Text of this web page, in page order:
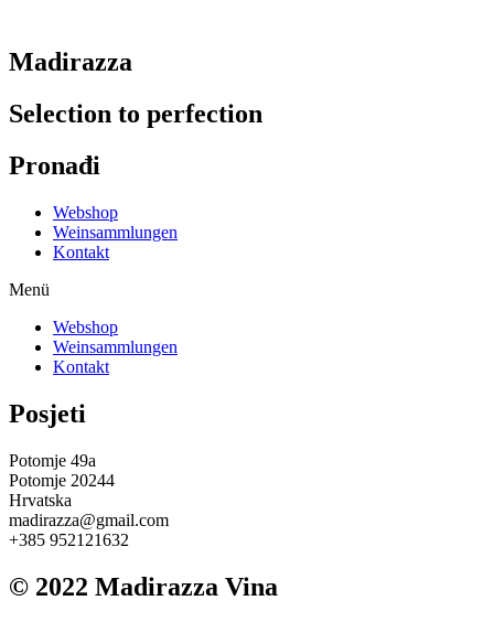
Madirazza
Selection to perfection
Pronađi
Webshop
Weinsammlungen
Kontakt
Menü
Webshop
Weinsammlungen
Kontakt
Posjeti
Potomje 49a
Potomje 20244
Hrvatska
madirazza@gmail.com
+385 952121632
© 2022 Madirazza Vina